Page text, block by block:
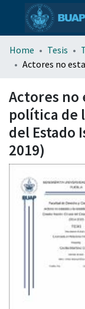
Home Tesis
Actores no
política de
del Estado
2019)